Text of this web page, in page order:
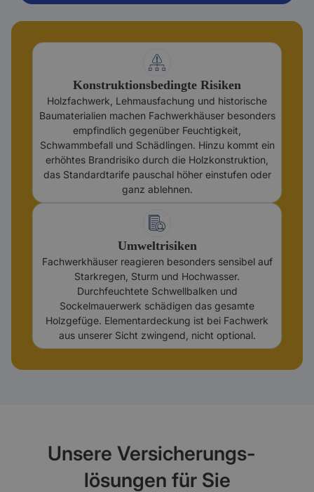
Konstruktionsbedingte Risiken
Holzfachwerk, Lehmausfachung und historische
Baumaterialien machen Fachwerkhäuser besonders
empfindlich gegenüber Feuchtigkeit,
Schwammbefall und Schädlingen. Hinzu kommt ein
erhöhtes Brandrisiko durch die Holzkonstruktion,
das Standardtarife pauschal höher einstufen oder
ganz ablehnen.
Umweltrisiken
Fachwerkhäuser reagieren besonders sensibel auf
Starkregen, Sturm und Hochwasser.
Durchfeuchtete Schwellbalken und
Sockelmauerwerk schädigen das gesamte
Holzgefüge. Elementardeckung ist bei Fachwerk
aus unserer Sicht zwingend, nicht optional.
Unsere Versicherungs-
lösungen für Sie